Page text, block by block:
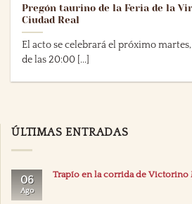
Pregón taurino de la Feria de la
Ciudad Real
El acto se celebrará el próximo
de las 20:00 [...]
ÚLTIMAS ENTRADAS
06
Ago
Trapío en la corrida de Victorino